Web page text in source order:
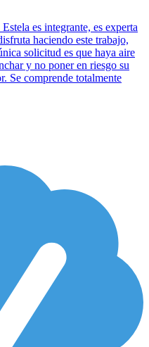
es integrante, es experta
haciendo este trabajo,
solicitud es que haya aire
y no poner en riesgo su
Se comprende totalmente